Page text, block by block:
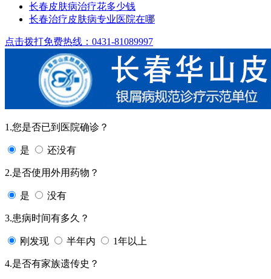
长春皮肤病治疗花多少钱
长春治疗皮肤病专业医院在哪
点击拨打免费热线：0431-81089997
1.您是否已到医院确诊？
是 还没有
2.是否使用外用药物？
是 没有
3.患病时间有多久？
刚发现 半年内 1年以上
4.是否有家族遗传史？